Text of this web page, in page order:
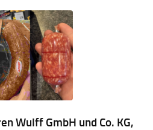
Wulff GmbH und Co. KG,